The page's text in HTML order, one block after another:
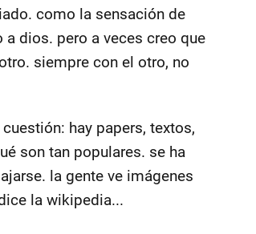
como la sensación de
dios. pero a veces creo que
siempre con el otro, no
hay papers, textos,
son tan populares. se ha
la gente ve imágenes
la wikipedia...